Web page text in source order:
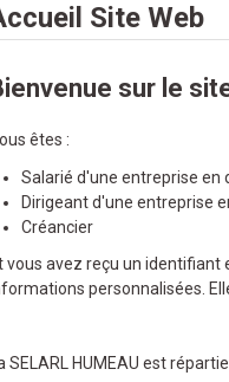
Site Web
sur le
êtes :
Salarié d'une entreprise en
Dirigeant d'une entreprise
Créancier
vous avez reçu un identifiant
personnalisées.
SELARL HUMEAU est